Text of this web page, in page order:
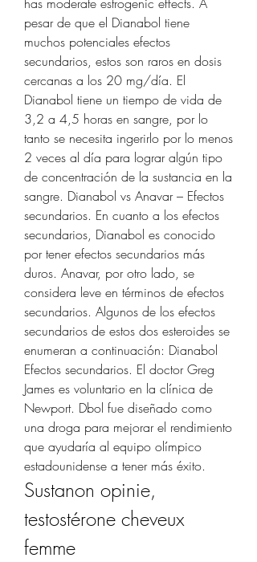
pesar de que el Dianabol tiene
muchos potenciales efectos
secundarios, estos son raros en dosis
cercanas a los 20 mg/día. El
Dianabol tiene un tiempo de vida de
3,2 a 4,5 horas en sangre, por lo
tanto se necesita ingerirlo por lo menos
2 veces al día para lograr algún tipo
de concentración de la sustancia en la
sangre. Dianabol vs Anavar – Efectos
secundarios. En cuanto a los efectos
secundarios, Dianabol es conocido
por tener efectos secundarios más
duros. Anavar, por otro lado, se
considera leve en términos de efectos
secundarios. Algunos de los efectos
secundarios de estos dos esteroides se
enumeran a continuación: Dianabol
Efectos secundarios. El doctor Greg
James es voluntario en la clínica de
Newport. Dbol fue diseñado como
una droga para mejorar el rendimiento
que ayudaría al equipo olímpico
estadounidense a tener más éxito.
Sustanon opinie,
testostérone cheveux
femme